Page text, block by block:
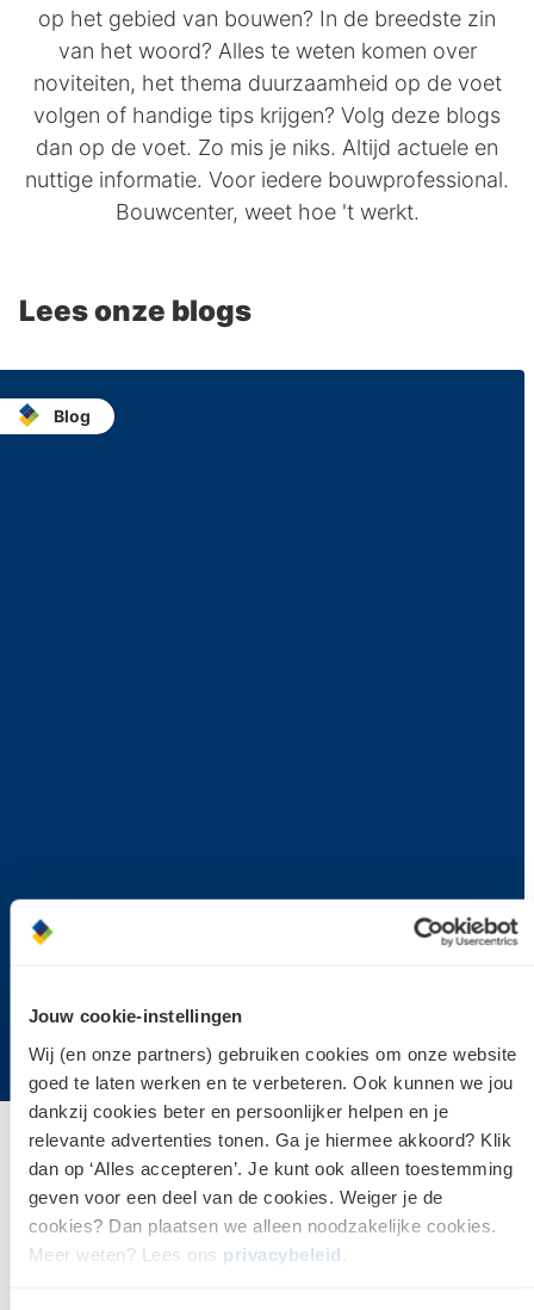
Jouw cookie-instellingen
Wij (en onze partners) gebruiken cookies om onze website
goed te laten werken en te verbeteren. Ook kunnen we jou
dankzij cookies beter en persoonlijker helpen en je
relevante advertenties tonen. Ga je hiermee akkoord? Klik
dan op ‘Alles accepteren’. Je kunt ook alleen toestemming
geven voor een deel van de cookies. Weiger je de
cookies? Dan plaatsen we alleen noodzakelijke cookies.
Meer weten? Lees ons privacybeleid
op het gebied van bouwen? In de breedste zin
van het woord? Alles te weten komen over
noviteiten, het thema duurzaamheid op de voet
volgen of handige tips krijgen? Volg deze blogs
dan op de voet. Zo mis je niks. Altijd actuele en
nuttige informatie. Voor iedere bouwprofessional.
Bouwcenter, weet hoe 't werkt.
Lees onze blogs
Blog
Mortel en cement
Werken bij RAB